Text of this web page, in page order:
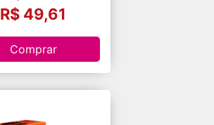
R$ 49,61
Comprar